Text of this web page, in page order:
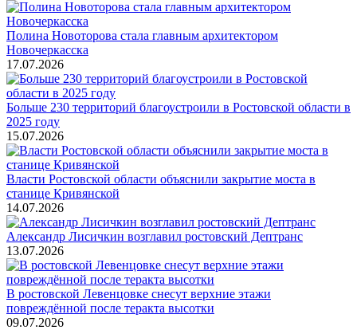
Полина Новоторова стала главным архитектором
Новочеркасска
17.07.2026
Больше 230 территорий благоустроили в Ростовской области в
2025 году
15.07.2026
Власти Ростовской области объяснили закрытие моста в
станице Кривянской
14.07.2026
Александр Лисичкин возглавил ростовский Дептранс
13.07.2026
В ростовской Левенцовке снесут верхние этажи
повреждённой после теракта высотки
09.07.2026